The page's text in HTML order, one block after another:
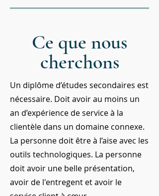
Ce que nous
cherchons
Un diplôme d’études secondaires est
nécessaire. Doit avoir au moins un
an d’expérience de service à la
clientèle dans un domaine connexe.
La personne doit être à l’aise avec les
outils technologiques. La personne
doit avoir une belle présentation,
avoir de l'entregent et avoir le